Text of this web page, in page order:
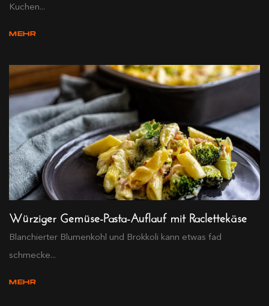
Kuchen...
MEHR
Würziger Gemüse-Pasta-Auflauf mit Raclettekäse
Blanchierter Blumenkohl und Brokkoli kann etwas fad
schmecke...
MEHR